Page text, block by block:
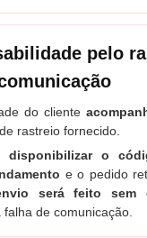
pelo
do cliente
rastreio fornecido.
disponibilizar o
e o pedido
será feito sem
de comunicação.